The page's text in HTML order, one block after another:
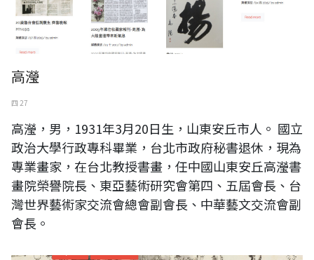
高瀅
四 27
高瀅，男，1931年3月20日生，山東安丘市人。 國立
政治大學行政專科畢業，台北市政府秘書退休，現為
專業畫家，在台北教授書畫，任中國山東安丘高瀅書
畫院榮譽院長、東亞藝術研究會第四、五屆會長、台
灣世界藝術家交流會總會副會長、中華藝文交流會副
會長。